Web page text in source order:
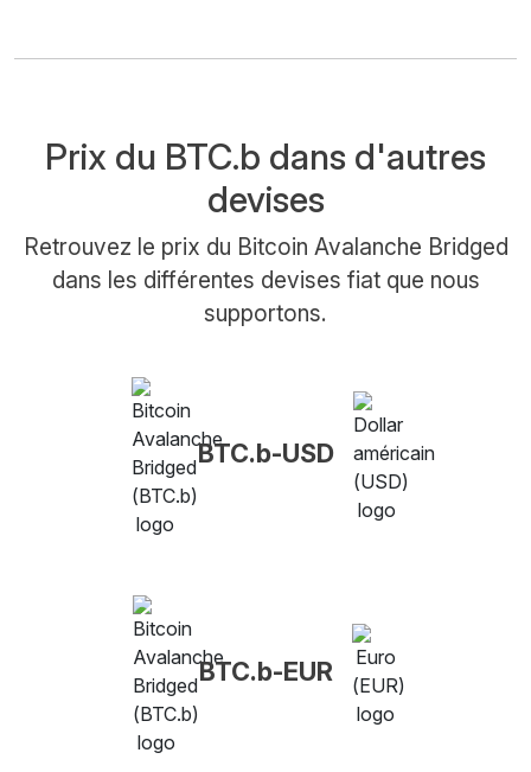
Prix du BTC.b dans d'autres
devises
Retrouvez le prix du Bitcoin Avalanche Bridged
dans les différentes devises fiat que nous
supportons.
BTC.b-USD
BTC.b-EUR